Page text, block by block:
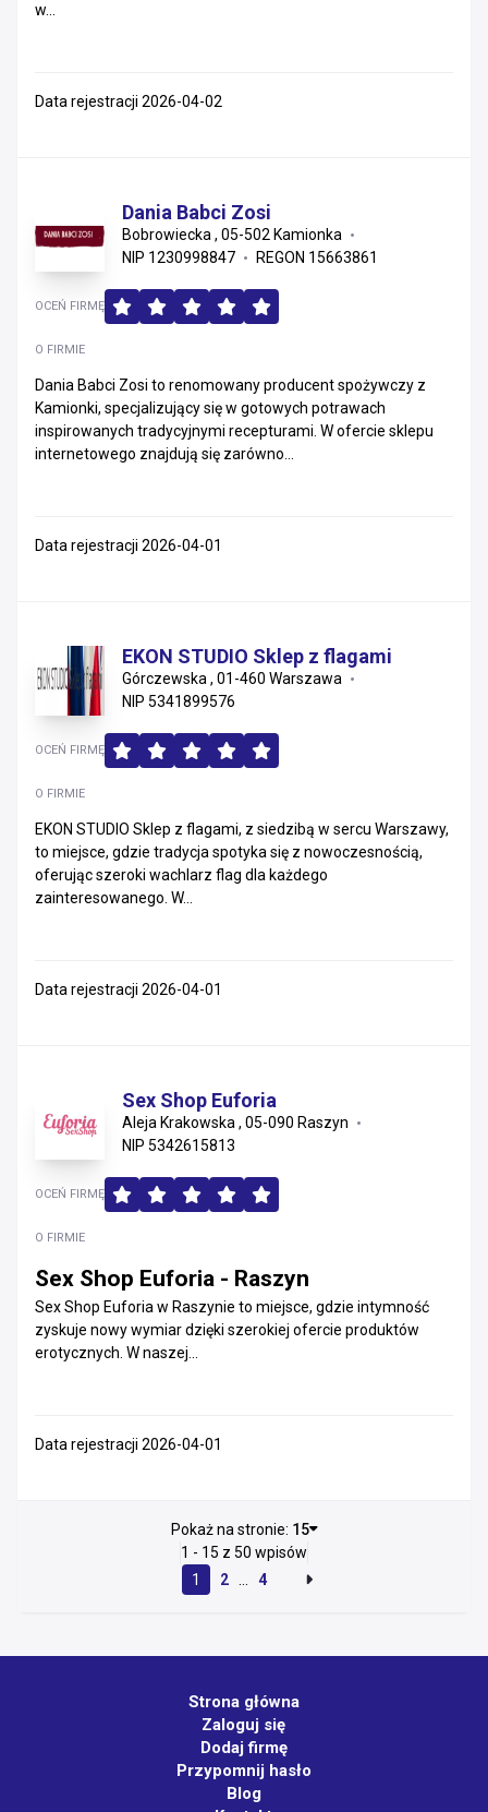
w...
Data rejestracji 2026-04-02
Dania Babci Zosi
Bobrowiecka , 05-502 Kamionka
NIP 1230998847
REGON 15663861
O FIRMIE
Dania Babci Zosi to renomowany producent spożywczy z
Kamionki, specjalizujący się w gotowych potrawach
inspirowanych tradycyjnymi recepturami. W ofercie sklepu
internetowego znajdują się zarówno...
OCEŃ FIRMĘ
Data rejestracji 2026-04-01
EKON STUDIO Sklep z flagami
Górczewska , 01-460 Warszawa
NIP 5341899576
O FIRMIE
EKON STUDIO Sklep z flagami, z siedzibą w sercu Warszawy,
to miejsce, gdzie tradycja spotyka się z nowoczesnością,
oferując szeroki wachlarz flag dla każdego
zainteresowanego. W...
OCEŃ FIRMĘ
Data rejestracji 2026-04-01
Sex Shop Euforia
Aleja Krakowska , 05-090 Raszyn
NIP 5342615813
O FIRMIE
Sex Shop Euforia - Raszyn
Sex Shop Euforia w Raszynie to miejsce, gdzie intymność
zyskuje nowy wymiar dzięki szerokiej ofercie produktów
erotycznych. W naszej...
OCEŃ FIRMĘ
Data rejestracji 2026-04-01
Pokaż na stronie: 15
1 - 15 z 50 wpisów
1
2 4
Strona główna
Zaloguj się
Dodaj firmę
Przypomnij hasło
Blog